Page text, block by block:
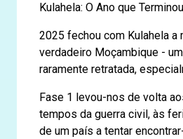
Kulahela: O Ano que
2025 fechou com Kulahela a
verdadeiro Moçambique -
raramente retratada,
Fase 1 levou-nos de volta
tempos da guerra civil, às
de um país a tentar